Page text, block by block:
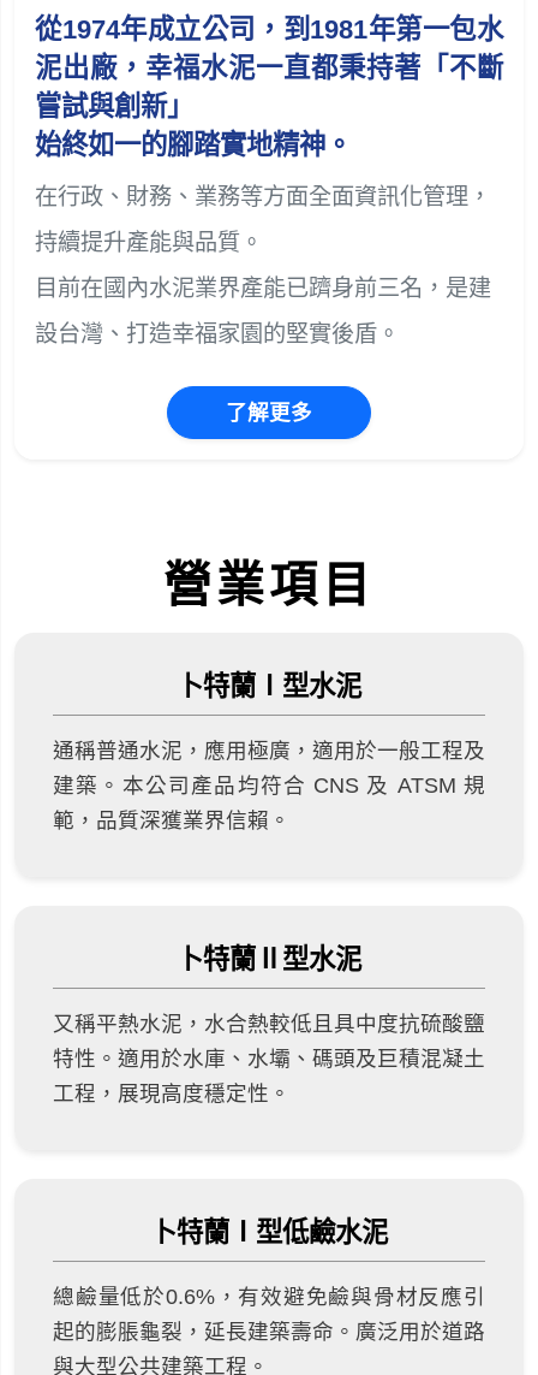
從1974年成立公司，到1981年第一包水
泥出廠，幸福水泥一直都秉持著「不斷
嘗試與創新」
始終如一的腳踏實地精神。
在行政、財務、業務等方面全面資訊化管理，
持續提升產能與品質。
目前在國內水泥業界產能已躋身前三名，是建
設台灣、打造幸福家園的堅實後盾。
了解更多
營業項目
卜特蘭Ⅰ型水泥
通稱普通水泥，應用極廣，適用於一般工程及
建築。本公司產品均符合 CNS 及 ATSM 規
範，品質深獲業界信賴。
卜特蘭Ⅱ型水泥
又稱平熱水泥，水合熱較低且具中度抗硫酸鹽
特性。適用於水庫、水壩、碼頭及巨積混凝土
工程，展現高度穩定性。
卜特蘭Ⅰ型低鹼水泥
總鹼量低於0.6%，有效避免鹼與骨材反應引
起的膨脹龜裂，延長建築壽命。廣泛用於道路
與大型公共建築工程。